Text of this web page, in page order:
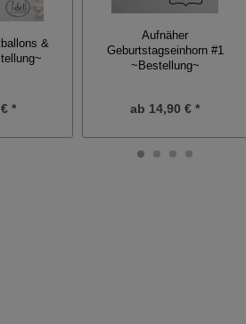
&
*
Aufnäher
Geburtstagseinhorn #1
~Bestellung~
ab 14,90 € *